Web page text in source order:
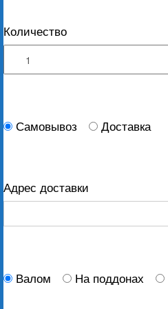
Количество
Самовывоз Доставка
Адрес доставки
Валом На поддонах